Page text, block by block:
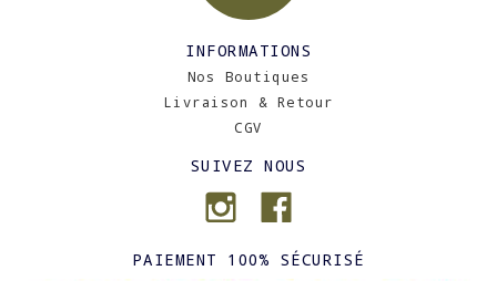
INFORMATIONS
Nos Boutiques
Livraison & Retour
CGV
SUIVEZ NOUS
PAIEMENT 100% SÉCURISÉ